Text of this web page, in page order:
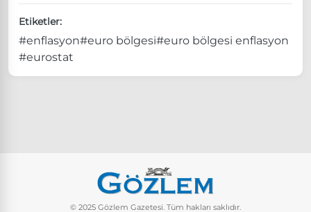
Etiketler:
#enflasyon#euro bölgesi#euro bölgesi enflasyon
#eurostat
© 2025 Gözlem Gazetesi. Tüm hakları saklıdır.